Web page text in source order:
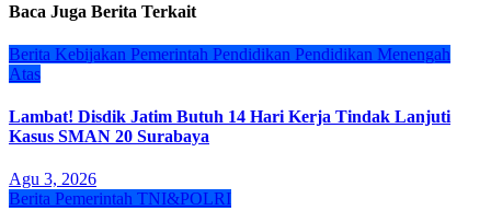
Baca Juga Berita Terkait
Berita Kebijakan Pemerintah Pendidikan Pendidikan Menengah
Atas
Lambat! Disdik Jatim Butuh 14 Hari Kerja Tindak Lanjuti
Kasus SMAN 20 Surabaya
Agu 3, 2026
Berita Pemerintah TNI&POLRI